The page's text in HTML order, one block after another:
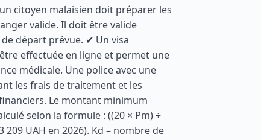
citoyen malaisien doit préparer les
valide. Il doit être valide
départ prévue. ✔ Un visa
effectuée en ligne et permet une
médicale. Une police avec une
les frais de traitement et les
Le montant minimum
selon la formule : ((20 × Pm) ÷
209 UAH en 2026). Kd – nombre de